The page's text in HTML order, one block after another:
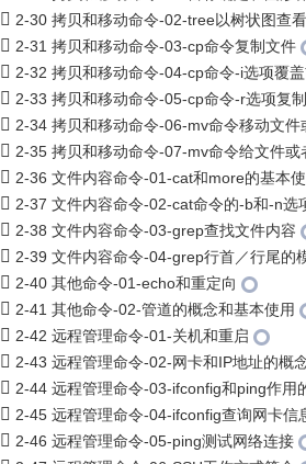
2-30 拷贝和移动命令-02-tree以树状图查
2-31 拷贝和移动命令-03-cp命令复制文件
2-32 拷贝和移动命令-04-cp命令-i选项覆
2-33 拷贝和移动命令-05-cp命令-r选项复
2-34 拷贝和移动命令-06-mv命令移动文件
2-35 拷贝和移动命令-07-mv命令给文件或
2-36 文件内容命令-01-cat和more的基本
2-37 文件内容命令-02-cat命令的-b和-n选
2-38 文件内容命令-03-grep查找文件内容
2-39 文件内容命令-04-grep行首／行尾的
2-40 其他命令-01-echo和重定向
2-41 其他命令-02-管道的概念和基本使用
2-42 远程管理命令-01-关机和重启
2-43 远程管理命令-02-网卡和IP地址的概
2-44 远程管理命令-03-ifconfig和ping作用
2-45 远程管理命令-04-ifconfig查询网卡信
2-46 远程管理命令-05-ping测试网络连接